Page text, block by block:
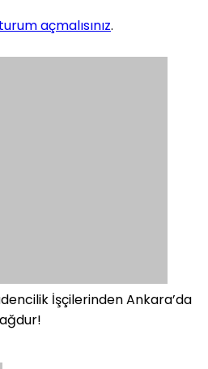
açmalısınız.
İşçilerinden Ankara’da